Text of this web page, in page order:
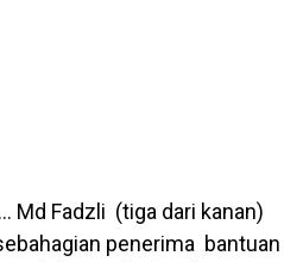
Md Fadzli (tiga dari kanan)
penerima bantuan